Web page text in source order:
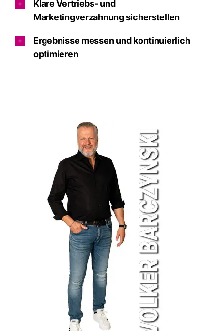
Klare Vertriebs- und
Marketingverzahnung sicherstellen
Ergebnisse messen und kontinuierlich
optimieren